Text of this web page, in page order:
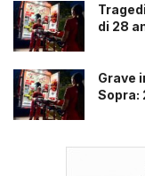
di 28
Grave
Sopra: